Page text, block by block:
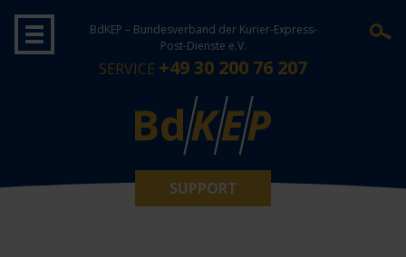
BdKEP – Bundesverband der Kurier-Express-
Post-Dienste e.V.
SERVICE +49 30 200 76 207
SUPPORT